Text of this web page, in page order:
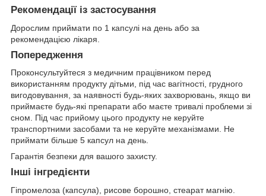
Рекомендації із застосування
Дорослим приймати по 1 капсулі на день або за
рекомендацією лікаря.
Попередження
Проконсультуйтеся з медичним працівником перед
використанням продукту дітьми, під час вагітності, грудного
вигодовування, за наявності будь-яких захворювань, якщо ви
приймаєте будь-які препарати або маєте тривалі проблеми зі
сном. Під час прийому цього продукту не керуйте
транспортними засобами та не керуйте механізмами. Не
приймати більше 5 капсул на день.
Гарантія безпеки для вашого захисту.
Інші інгредієнти
Гіпромелоза (капсула), рисове борошно, стеарат магнію.